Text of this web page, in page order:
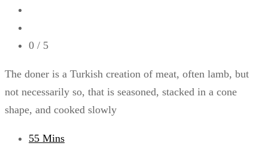
0 / 5
The doner is a Turkish creation of meat, often lamb, but
not necessarily so, that is seasoned, stacked in a cone
shape, and cooked slowly
55 Mins